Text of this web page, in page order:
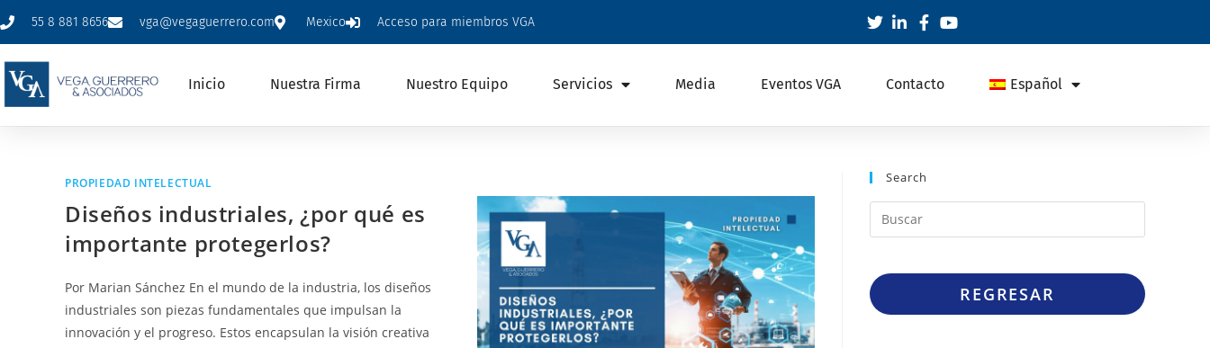
55 8 881 8656 vga@vegaguerrero.com Mexico Acceso para miembros VGA
Inicio Nuestra Firma Nuestro Equipo Servicios Media Eventos VGA Contacto Español
PROPIEDAD INTELECTUAL
Diseños industriales, ¿por qué es
importante protegerlos?
Por Marian Sánchez En el mundo de la industria, los diseños
industriales son piezas fundamentales que impulsan la
innovación y el progreso. Estos encapsulan la visión creativa
Search
REGRESAR